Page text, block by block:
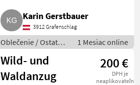
Karin Gerstbauer
3912 Grafenschlag
Oblečenie / Ostatné
oblečenie
1 Mesiac online
Wild- und
Waldanzug
200 €
DPH je
neaplikovateľné